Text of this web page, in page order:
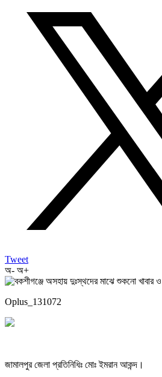
Tweet
অ- অ+
Oplus_131072
জামালপুর জেলা প্রতিনিধিঃ মোঃ ইমরান আকন্দ।